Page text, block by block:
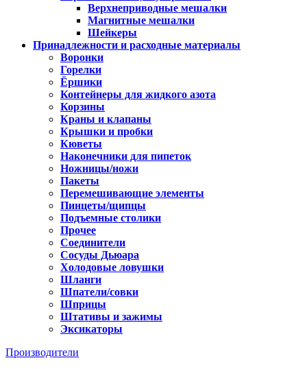
Верхнеприводные мешалки
Магнитные мешалки
Шейкеры
Принадлежности и расходные материалы
Воронки
Горелки
Ёршики
Контейнеры для жидкого азота
Корзины
Краны и клапаны
Крышки и пробки
Кюветы
Наконечники для пипеток
Ножницы/ножи
Пакеты
Перемешивающие элементы
Пинцеты/щипцы
Подъемные столики
Прочее
Соединители
Сосуды Дьюара
Холодовые ловушки
Шланги
Шпатели/совки
Шприцы
Штативы и зажимы
Эксикаторы
Производители